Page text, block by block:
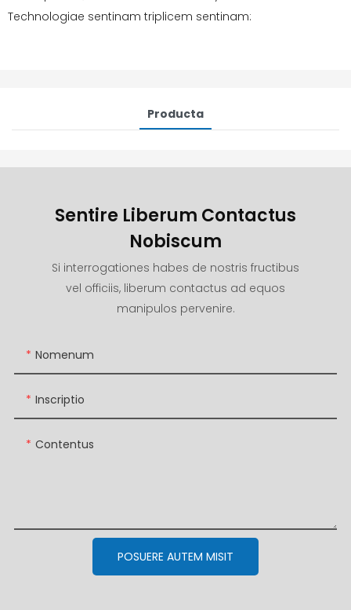
Technologiae sentinam triplicem sentinam:
Producta
Sentire Liberum Contactus
Nobiscum
Si interrogationes habes de nostris fructibus
vel officiis, liberum contactus ad equos
manipulos pervenire.
Nomenum
Inscriptio
Contentus
POSUERE AUTEM MISIT